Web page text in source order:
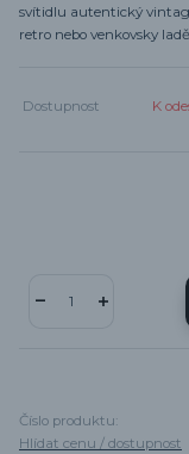
svítidlu autentický
retro nebo venkovsky
Dostupnost K
Číslo produktu:
Hlídat cenu / dostupnost